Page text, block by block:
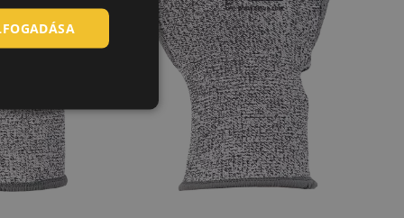
SLOVAK
LATVIAN